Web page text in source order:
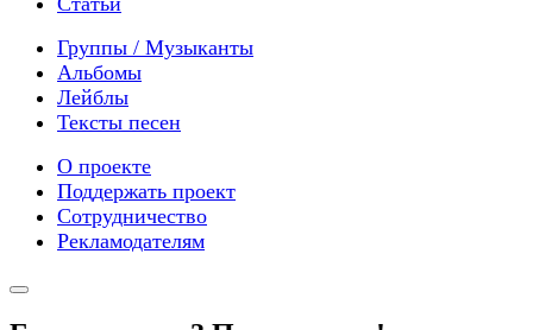
Группы / Музыканты
Альбомы
Лейблы
Тексты песен
О проекте
Поддержать проект
Сотрудничество
Рекламодателям